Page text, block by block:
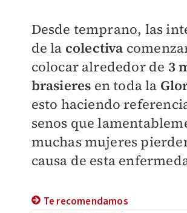
Desde temprano, las
de la colectiva
colocar alrededor de 3
brasieres en toda la
esto haciendo
senos que
muchas mujeres
causa de esta
Te recomendamos